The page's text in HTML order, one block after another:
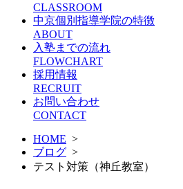
CLASSROOM
中京個別指導学院の特徴
ABOUT
入塾までの流れ
FLOWCHART
採用情報
RECRUIT
お問い合わせ
CONTACT
HOME >
ブログ >
テスト対策（神丘教室）